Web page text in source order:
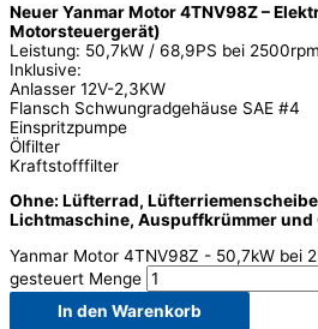
Neuer Yanmar Motor 4TNV98Z –
Motorsteuergerät)
Leistung: 50,7kW / 68,9PS bei 2500rpm
Inklusive:
Anlasser 12V-2,3KW
Flansch Schwungradgehäuse SAE #4
Einspritzpumpe
Ölfilter
Kraftstofffilter
Ohne: Lüfterrad,
Lichtmaschine, Auspuffkrümmer und
Yanmar Motor 4TNV98Z - 50,7kW bei
gesteuert Menge
In den Warenkorb